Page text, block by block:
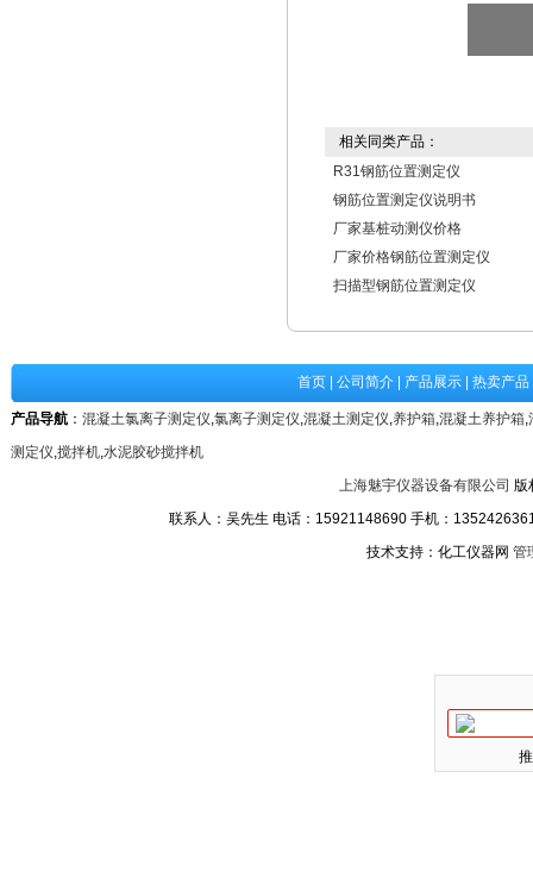
相关同类产品：
R31钢筋位置测定仪
钢筋位置测定仪说明书
厂家基桩动测仪价格
厂家价格钢筋位置测定仪
扫描型钢筋位置测定仪
首页 公司简介 产品展示 热卖产品
产品导航 ： 混凝土氯离子测定仪,氯离子测定仪,混凝土测定仪,养护箱,混凝土养护箱,
测定仪,搅拌机,水泥胶砂搅拌机
上海魅宇仪器设备有限公司 版
联系人：吴先生 电话：15921148690 手机：
技术支持：化工仪器网 管